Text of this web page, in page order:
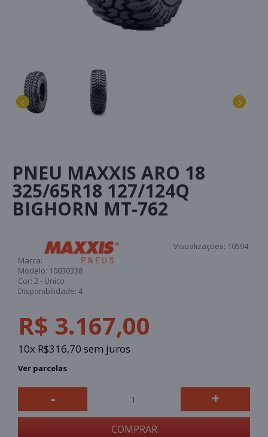
PNEU MAXXIS ARO 18
325/65R18 127/124Q
BIGHORN MT-762
Visualizações: 10594
Marca:
Modelo: 10030338
Cor: 2 - Unico
Disponibilidade: 4
R$ 3.167,00
10x R$316,70 sem juros
Ver parcelas
- +
COMPRAR